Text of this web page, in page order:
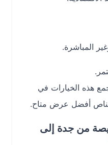
الخيارات في
عرض متاح.
جدة إلى